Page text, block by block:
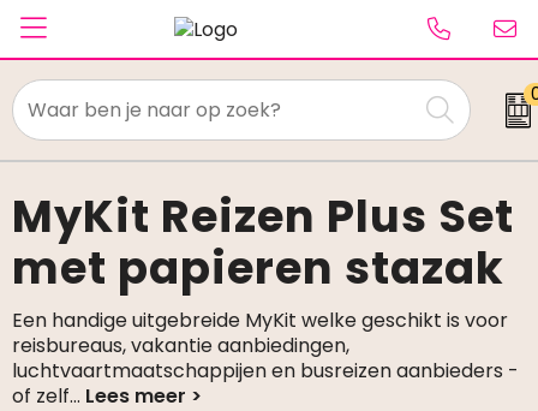
Textiel
Paraplu's
Caps & Beanies
Tassen
Drinkwaren
MyKit Reizen Plus Set
met papieren stazak
Een handige uitgebreide MyKit welke geschikt is voor
reisbureaus, vakantie aanbiedingen,
luchtvaartmaatschappijen en busreizen aanbieders -
of zelf...